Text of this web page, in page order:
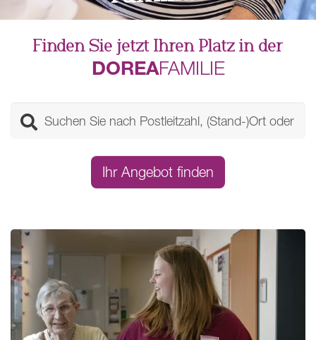
Finden Sie jetzt Ihren Platz in der
DOREAFAMILIE
Ihr Angebot finden